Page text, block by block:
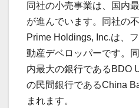
同社の小売事業は、国内
が進んでいます。同社の
Prime Holdings, Inc.は、
動産デベロッパーです。
内最大の銀行であるBDO
の民間銀行であるChina
まれます。